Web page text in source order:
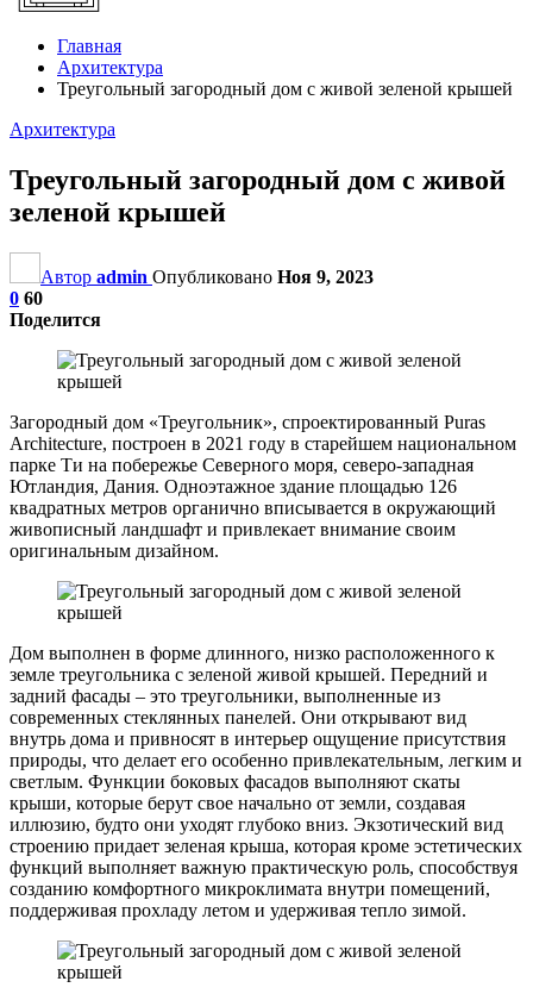
Главная
Архитектура
Треугольный загородный дом с живой зеленой крышей
Архитектура
Треугольный загородный дом с живой
зеленой крышей
Автор admin Опубликовано Ноя 9, 2023
0 60
Поделится
Загородный дом «Треугольник», спроектированный Puras
Architecture, построен в 2021 году в старейшем национальном
парке Ти на побережье Северного моря, северо-западная
Ютландия, Дания. Одноэтажное здание площадью 126
квадратных метров органично вписывается в окружающий
живописный ландшафт и привлекает внимание своим
оригинальным дизайном.
Дом выполнен в форме длинного, низко расположенного к
земле треугольника с зеленой живой крышей. Передний и
задний фасады – это треугольники, выполненные из
современных стеклянных панелей. Они открывают вид
внутрь дома и привносят в интерьер ощущение присутствия
природы, что делает его особенно привлекательным, легким и
светлым. Функции боковых фасадов выполняют скаты
крыши, которые берут свое начально от земли, создавая
иллюзию, будто они уходят глубоко вниз. Экзотический вид
строению придает зеленая крыша, которая кроме эстетических
функций выполняет важную практическую роль, способствуя
созданию комфортного микроклимата внутри помещений,
поддерживая прохладу летом и удерживая тепло зимой.